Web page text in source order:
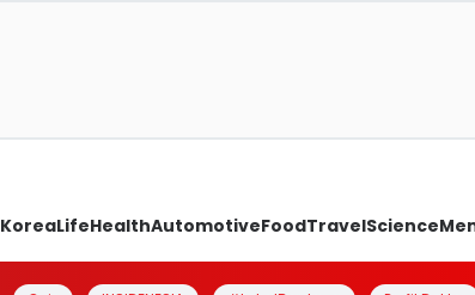
KoreaLifeHealthAutomotiveFoodTravelScience